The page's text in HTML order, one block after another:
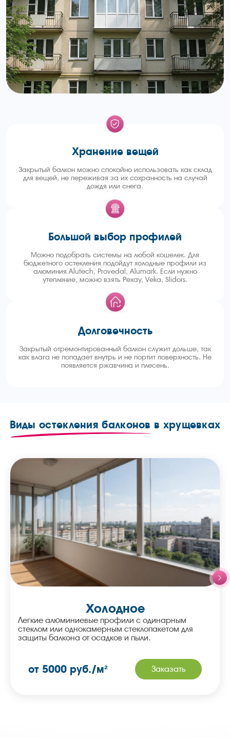
Хранение вещей
Закрытый балкон можно спокойно использовать как склад
для вещей, не переживая за их сохранность на случай
дождя или снега.
Большой выбор профилей
Можно подобрать системы на любой кошелек. Для
бюджетного остекления подойдут холодные профили из
алюминия Alutech, Provedal, Alumark. Если нужно
утепление, можно взять Pexay, Veka, Slidors.
Долговечность
Закрытый отремонтированный балкон служит дольше, так
как влага не попадает внутрь и не портит поверхность. Не
появляется ржавчина и плесень.
Виды остекления балконов в хрущевках
Холодное
Легкие алюминиевые профили с одинарным
стеклом или однокамерным стеклопакетом для
защиты балкона от осадков и пыли.
от 5000 руб./м² Заказать